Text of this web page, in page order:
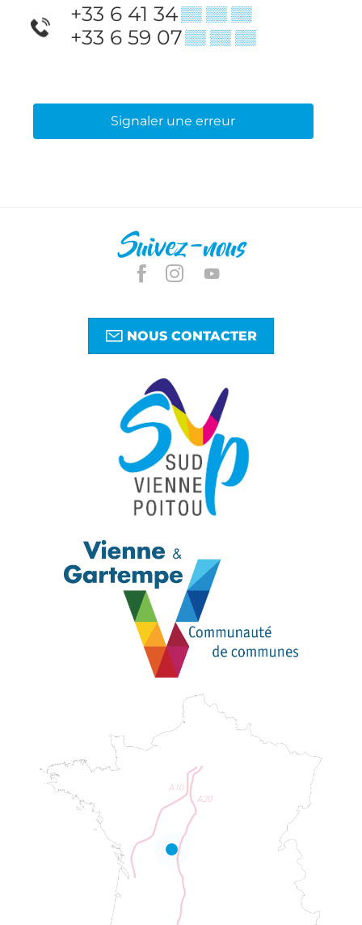
Description
Prestations
+33 6 41 34▒▒ ▒▒ ▒▒
+33 6 59 07▒▒ ▒▒ ▒▒
Signaler une erreur
Suivez-nous
NOUS CONTACTER